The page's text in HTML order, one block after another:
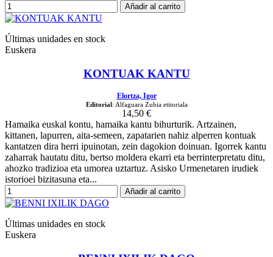
Añadir al carrito
Últimas unidades en stock
Euskera
KONTUAK KANTU
Elortza, Igor
Editorial : Alfaguara Zubia etitoriala
14,50 €
Hamaika euskal kontu, hamaika kantu bihurturik. Artzainen,
kittanen, lapurren, aita-semeen, zapatarien nahiz alperren kontuak
kantatzen dira herri ipuinotan, zein dagokion doinuan. Igorrek kantu
zaharrak hautatu ditu, bertso moldera ekarri eta berrinterpretatu ditu,
ahozko tradizioa eta umorea uztartuz. Asisko Urmenetaren irudiek
istorioei bizitasuna eta...
Añadir al carrito
Últimas unidades en stock
Euskera